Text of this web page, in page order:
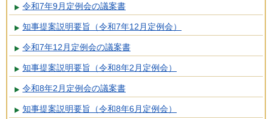
令和7年9月定例会の議案書
知事提案説明要旨（令和7年12月定例会）
令和7年12月定例会の議案書
知事提案説明要旨（令和8年2月定例会）
令和8年2月定例会の議案書
知事提案説明要旨（令和8年6月定例会）